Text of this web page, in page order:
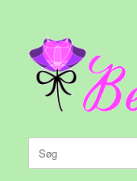
Søg
efter: